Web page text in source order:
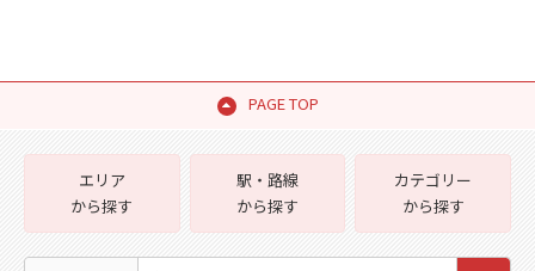
PAGE TOP
エリア
から探す
駅・路線
から探す
カテゴリー
から探す